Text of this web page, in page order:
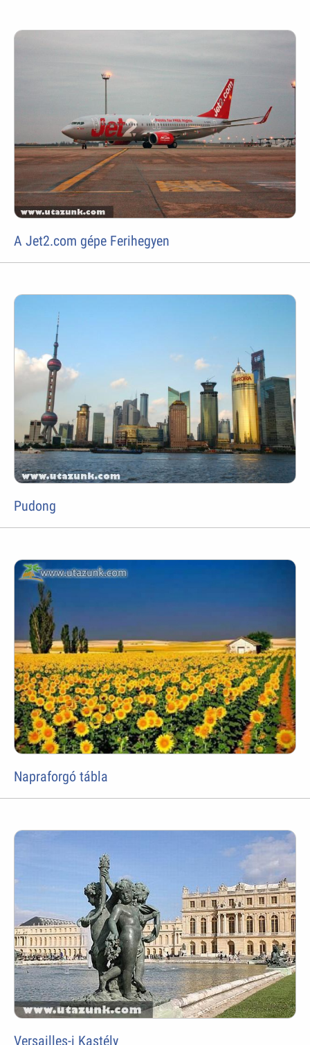
A Jet2.com gépe Ferihegyen
Pudong
Napraforgó tábla
Versailles-i Kastély